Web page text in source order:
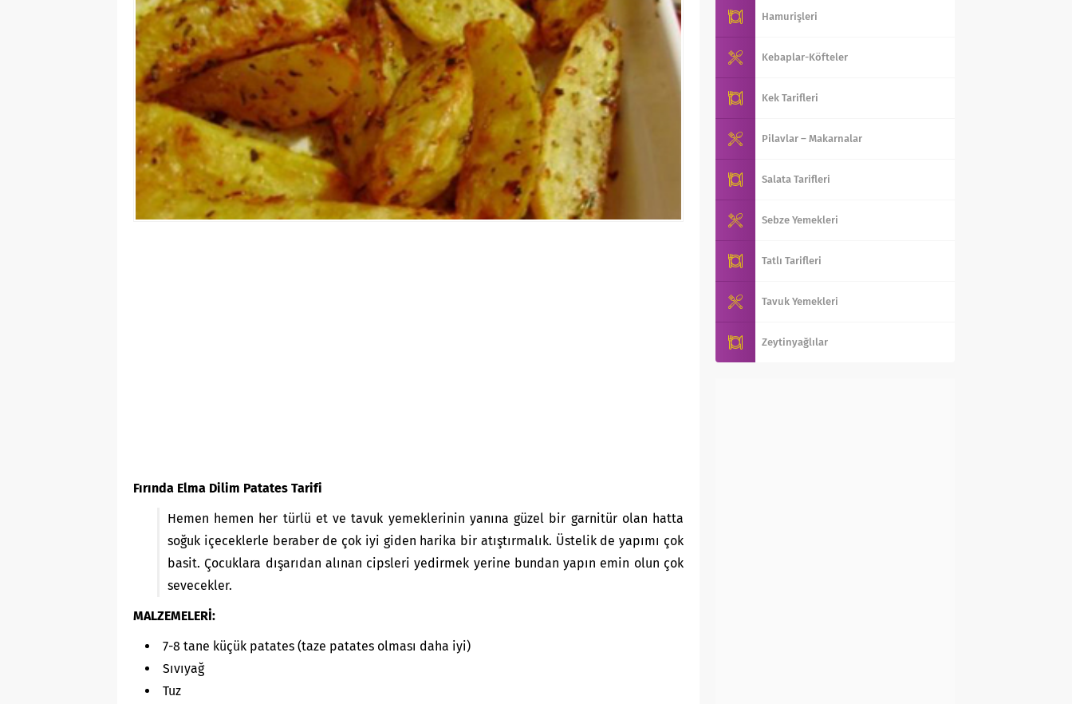
Fırında Elma Dilim Patates Tarifi
Hemen hemen her türlü et ve tavuk yemeklerinin yanına güzel bir garnitür olan hatta
soğuk içeceklerle beraber de çok iyi giden harika bir atıştırmalık. Üstelik de yapımı çok
basit. Çocuklara dışarıdan alınan cipsleri yedirmek yerine bundan yapın emin olun çok
sevecekler.
MALZEMELERİ:
7-8 tane küçük patates (taze patates olması daha iyi)
Sıvıyağ
Tuz
Hamurişleri
Kebaplar-Köfteler
Kek Tarifleri
Pilavlar – Makarnalar
Salata Tarifleri
Sebze Yemekleri
Tatlı Tarifleri
Tavuk Yemekleri
Zeytinyağlılar